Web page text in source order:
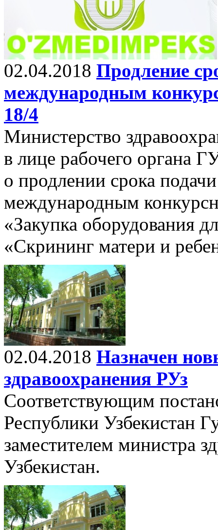
02.04.2018 Продление
международным
18/4
Министерство
в лице рабочего органа
о продлении срока
международным
«Закупка оборудования
«Скрининг матери и
02.04.2018 Назначен
здравоохранения РУз
Соответствующим
Республики Узбекистан
заместителем министра
Узбекистан.